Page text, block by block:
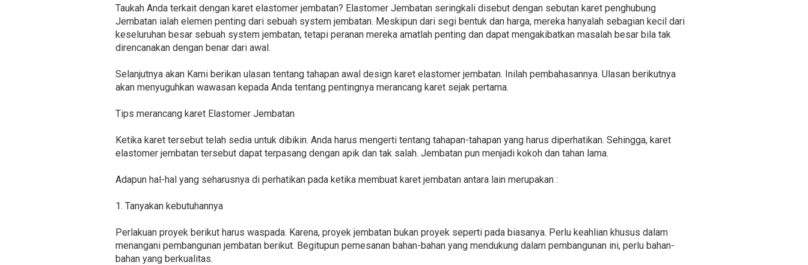
Taukah Anda terkait dengan karet elastomer jembatan? Elastomer Jembatan seringkali disebut dengan sebutan karet penghubung
Jembatan ialah elemen penting dari sebuah system jembatan. Meskipun dari segi bentuk dan harga, mereka hanyalah sebagian kecil dari
keseluruhan besar sebuah system jembatan, tetapi peranan mereka amatlah penting dan dapat mengakibatkan masalah besar bila tak
direncanakan dengan benar dari awal.
Selanjutnya akan Kami berikan ulasan tentang tahapan awal design karet elastomer jembatan. Inilah pembahasannya. Ulasan berikutnya
akan menyuguhkan wawasan kepada Anda tentang pentingnya merancang karet sejak pertama.
Tips merancang karet Elastomer Jembatan
Ketika karet tersebut telah sedia untuk dibikin. Anda harus mengerti tentang tahapan-tahapan yang harus diperhatikan. Sehingga, karet
elastomer jembatan tersebut dapat terpasang dengan apik dan tak salah. Jembatan pun menjadi kokoh dan tahan lama.
Adapun hal-hal yang seharusnya di perhatikan pada ketika membuat karet jembatan antara lain merupakan :
1. Tanyakan kebutuhannya
Perlakuan proyek berikut harus waspada. Karena, proyek jembatan bukan proyek seperti pada biasanya. Perlu keahlian khusus dalam
menangani pembangunan jembatan berikut. Begitupun pemesanan bahan-bahan yang mendukung dalam pembangunan ini, perlu bahan-
bahan yang berkualitas.